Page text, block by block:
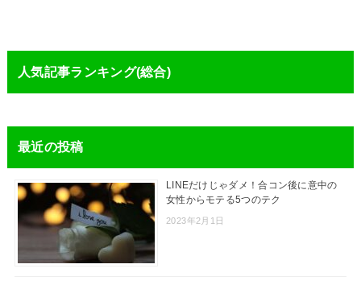
人気記事ランキング(総合)
最近の投稿
LINEだけじゃダメ！合コン後に意中の
女性からモテる5つのテク
2023年2月1日